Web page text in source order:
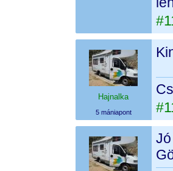
Hajnalka
5 mániapont